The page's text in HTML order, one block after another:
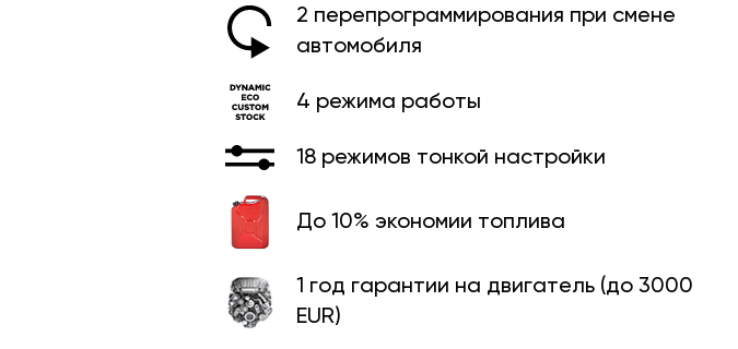
2 перепрограммирования при смене
автомобиля
4 режима работы
18 режимов тонкой настройки
До 10% экономии топлива
1 год гарантии на двигатель (до 3000
EUR)